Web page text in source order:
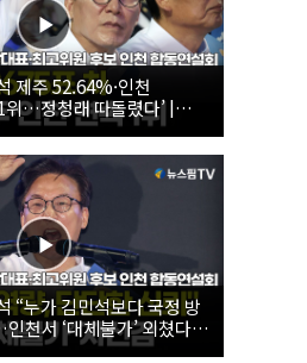
제주 52.64%·인천
…정청래 따돌렸다’ |
당 당대표·최고위원 후
“누가 김민석보다 국정 방
천서 ‘대체불가’ 외쳤다 |
당 당대표·최고위원 후